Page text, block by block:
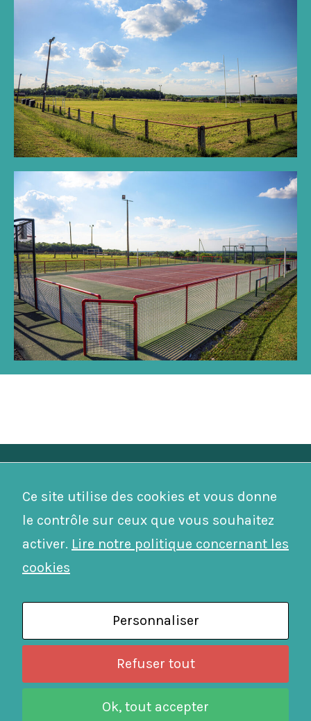
33720 Budos
05 56 62 51 59
Nous contacter
Horaires
Lundi, Mardi, Mercredi, Jeudi :
Lien utiles
Plan de la ville
Numéros d’urgence
Mentions légales - Politique de confidentialité
Ce site utilise des cookies et vous donne
le contrôle sur ceux que vous souhaitez
activer. Lire notre politique concernant les
cookies
Personnaliser
Refuser tout
Ok, tout accepter